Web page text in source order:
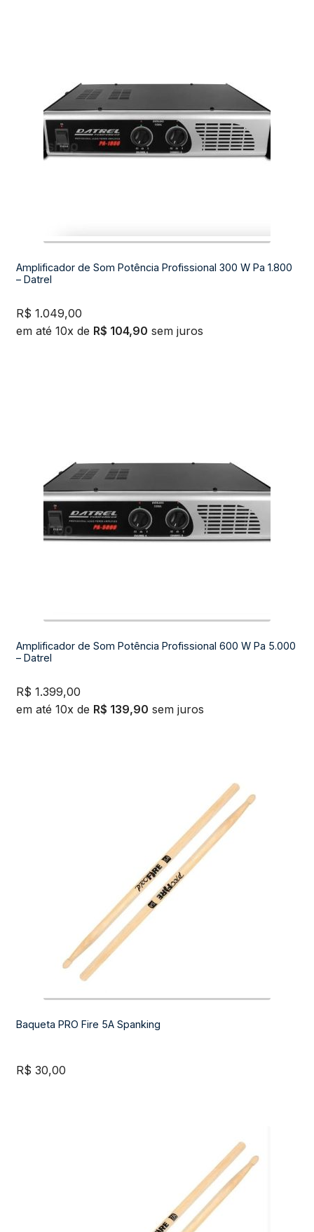
Amplificador de Som Potência Profissional 300 W Pa 1.800
– Datrel
R$ 1.049,00
em até 10x de R$ 104,90 sem juros
Amplificador de Som Potência Profissional 600 W Pa 5.000
– Datrel
R$ 1.399,00
em até 10x de R$ 139,90 sem juros
Baqueta PRO Fire 5A Spanking
R$ 30,00